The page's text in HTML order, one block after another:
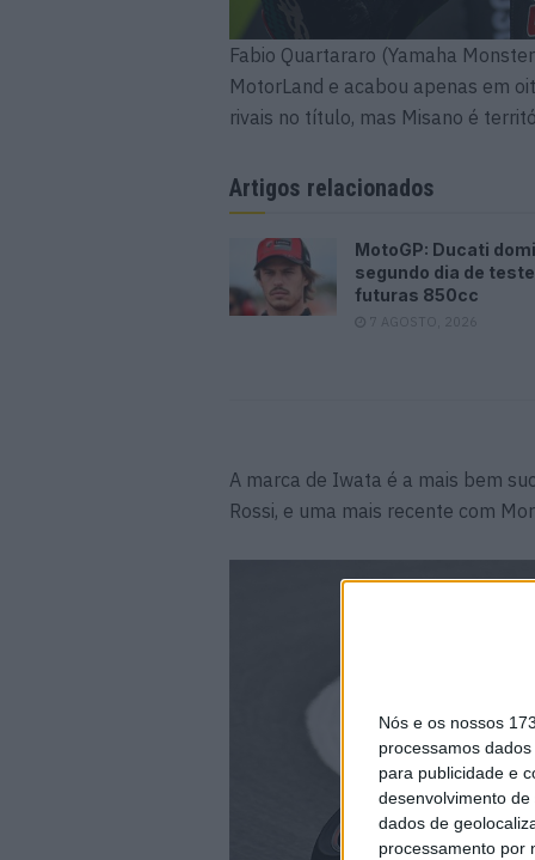
Nós e os nossos
processamos
para publicidade e
desenvolvimento de
dados de
processamento por
Fabio Quartararo (Yamaha
MotorLand e acabou apenas em
rivais no título, mas Misano é
Artigos relacionados
MotoGP: Ducati
segundo dia de
futuras 850cc
7 AGOSTO, 2026
A marca de Iwata é a mais bem
Rossi, e uma mais recente com